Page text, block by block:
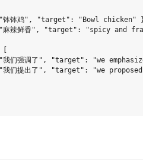
钵鸡", "target": "Bowl chicken"
辣鲜香", "target": "spicy and
们强调了", "target": "we
们提出了", "target": "we